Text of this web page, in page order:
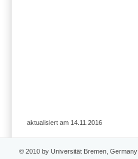
aktualisiert am 14.11.2016
© 2010 by Universität Bremen, Germany